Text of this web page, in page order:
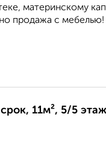
материнскому
продажа с мебелью!
11м², 5/5 этаж